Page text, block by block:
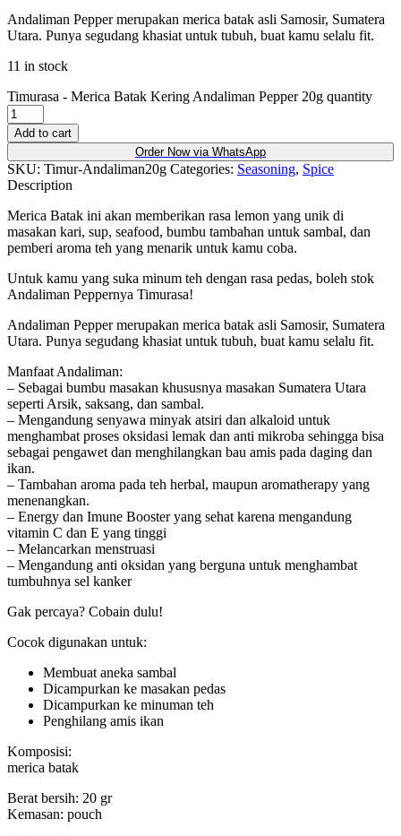
Andaliman Pepper merupakan merica batak asli Samosir, Sumatera
Utara. Punya segudang khasiat untuk tubuh, buat kamu selalu fit.
11 in stock
Timurasa - Merica Batak Kering Andaliman Pepper 20g quantity
Add to cart
Order Now via WhatsApp
SKU: Timur-Andaliman20g Categories: Seasoning, Spice
Description
Merica Batak ini akan memberikan rasa lemon yang unik di
masakan kari, sup, seafood, bumbu tambahan untuk sambal, dan
pemberi aroma teh yang menarik untuk kamu coba.
Untuk kamu yang suka minum teh dengan rasa pedas, boleh stok
Andaliman Peppernya Timurasa!
Andaliman Pepper merupakan merica batak asli Samosir, Sumatera
Utara. Punya segudang khasiat untuk tubuh, buat kamu selalu fit.
Manfaat Andaliman:
– Sebagai bumbu masakan khususnya masakan Sumatera Utara
seperti Arsik, saksang, dan sambal.
– Mengandung senyawa minyak atsiri dan alkaloid untuk
menghambat proses oksidasi lemak dan anti mikroba sehingga bisa
sebagai pengawet dan menghilangkan bau amis pada daging dan
ikan.
– Tambahan aroma pada teh herbal, maupun aromatherapy yang
menenangkan.
– Energy dan Imune Booster yang sehat karena mengandung
vitamin C dan E yang tinggi
– Melancarkan menstruasi
– Mengandung anti oksidan yang berguna untuk menghambat
tumbuhnya sel kanker
Gak percaya? Cobain dulu!
Cocok digunakan untuk:
Membuat aneka sambal
Dicampurkan ke masakan pedas
Dicampurkan ke minuman teh
Penghilang amis ikan
Komposisi:
merica batak
Berat bersih: 20 gr
Kemasan: pouch